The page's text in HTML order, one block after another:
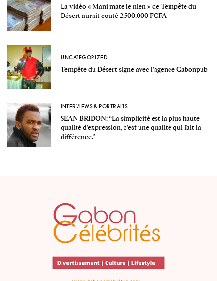
La vidéo « Mani mate le nien » de Tempête du
Désert aurait couté 2.500.000 FCFA
UNCATEGORIZED
Tempête du Désert signe avec l’agence Gabonpub
INTERVIEWS & PORTRAITS
SEAN BRIDON: ‘‘La simplicité est la plus haute
qualité d’expression, c’est une qualité qui fait la
différence.’’